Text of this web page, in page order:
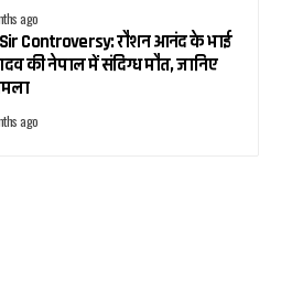
ago
Controversy: रौशन आनंद के भाई
की नेपाल में संदिग्ध मौत, जानिए
ago